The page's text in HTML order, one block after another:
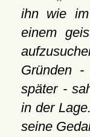
ihn wie im
einem
Gründen
später -
in der
seine